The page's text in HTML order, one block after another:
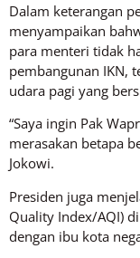
Dalam keterangan
menyampaikan
para menteri tidak
pembangunan IKN,
udara pagi yang
“Saya ingin Pak
merasakan betapa
Jokowi.
Presiden juga
Quality Index/AQI)
dengan ibu kota